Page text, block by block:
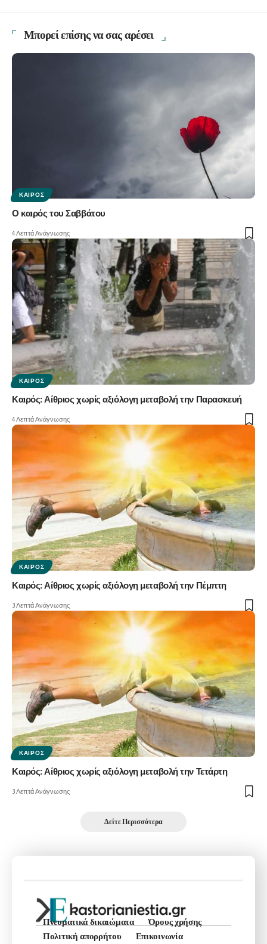
Μπορεί επίσης να σας αρέσει
ΚΑΙΡΌΣ
Ο καιρός του Σαββάτου
4 Λεπτά Ανάγνωσης
ΚΑΙΡΌΣ
Καιρός: Αίθριος χωρίς αξιόλογη μεταβολή την Παρασκευή
4 Λεπτά Ανάγνωσης
ΚΑΙΡΌΣ
Καιρός: Αίθριος χωρίς αξιόλογη μεταβολή την Πέμπτη
3 Λεπτά Ανάγνωσης
ΚΑΙΡΌΣ
Καιρός: Αίθριος χωρίς αξιόλογη μεταβολή την Τετάρτη
3 Λεπτά Ανάγνωσης
Δείτε Περισσότερα
Πνευματικά δικαιώματα
Όρους χρήσης
Πολιτική απορρήτου
Επικοινωνία